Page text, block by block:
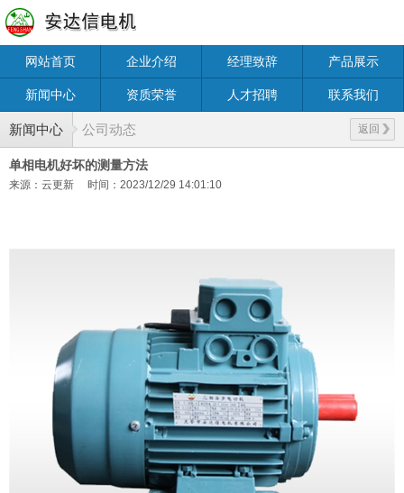
网站首页 企业介绍 经理致辞 产品展示
新闻中心 资质荣誉 人才招聘 联系我们
新闻中心 返回
公司动态
单相电机好坏的测量方法
来源：云更新 时间：2023/12/29 14:01:10